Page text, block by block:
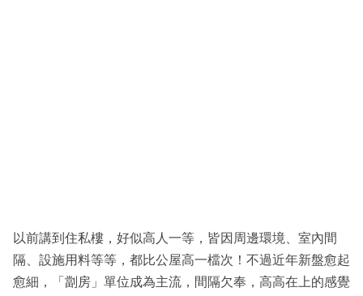
閱
專
區
以前講到住私樓，好似高人一等，皆因周邊環境、室內間
隔、設施用料等等，都比公屋高一檔次！不過近年新盤愈起
愈細，「劏房」單位成為主流，間隔欠奉，高高在上的感覺